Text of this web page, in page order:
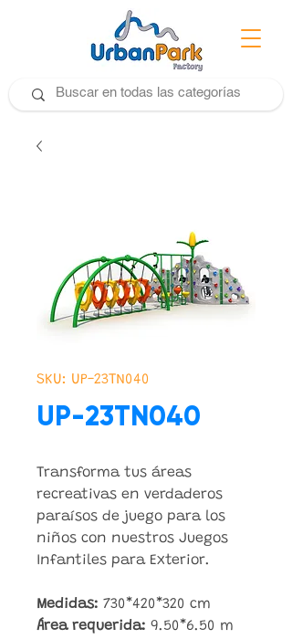
SKU: UP-23TN040
UP-23TN040
Transforma tus áreas
recreativas en verdaderos
paraísos de juego para los
niños con nuestros Juegos
Infantiles para Exterior.
Medidas: 730*420*320 cm
Área requerida: 9.50*6.50 m